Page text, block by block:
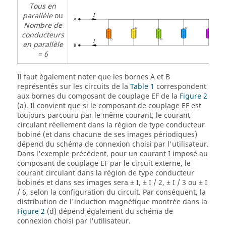
Tous en
parallèleou
Nombre de
conducteurs
en parallèle
= 6
Il faut également noter que les bornes A et B
représentés sur les circuits de la Table 1 correspondent
aux bornes du composant de couplage EF de la Figure 2
(a). Il convient que si le composant de couplage EF est
toujours parcouru par le même courant, le courant
circulant réellement dans la région de type conducteur
bobiné (et dans chacune de ses images périodiques)
dépend du schéma de connexion choisi par l'utilisateur.
Dans l'exemple précédent, pour un courant I imposé au
composant de couplage EF par le circuit externe, le
courant circulant dans la région de type conducteur
bobinés et dans ses images sera ± I, ± I / 2, ± I / 3 ou ± I
/ 6, selon la configuration du circuit. Par conséquent, la
distribution de l'induction magnétique montrée dans la
Figure 2 (d) dépend également du schéma de
connexion choisi par l'utilisateur.